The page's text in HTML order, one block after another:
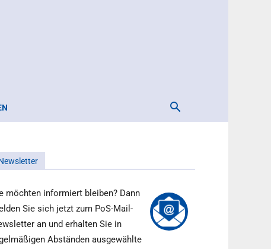
möchten informiert bleiben? Dann
Sie sich jetzt zum PoS-Mail-
an und erhalten Sie in
Abständen ausgewählte